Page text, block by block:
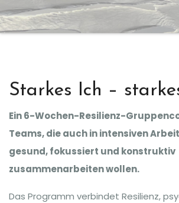
Starkes Ich –
Ein 6-Wochen-Resilienz-
Teams, die auch in intensiven
gesund, fokussiert und konstruktiv
zusammenarbeiten wollen.
Das Programm verbindet Resilienz,